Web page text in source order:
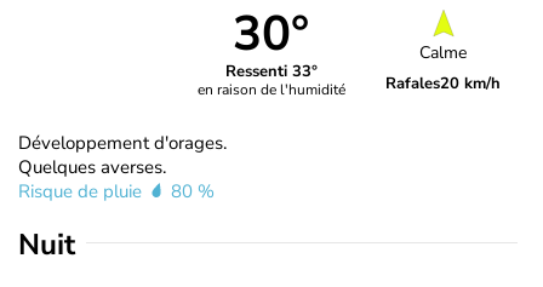
30°
Ressenti 33°
en raison de l'humidité
Calme
Rafales20 km/h
Développement d'orages.
Quelques averses.
Risque de pluie
80 %
Nuit